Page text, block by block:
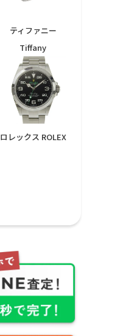
ティファニー
Tiffany
ロレックス ROLEX